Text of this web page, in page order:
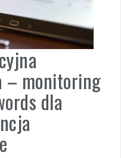
– monitoring
dla